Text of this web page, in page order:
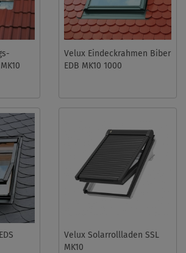
Velux Eindeckrahmen Biber
EDB MK10 1000
Velux Solarrollladen SSL
MK10